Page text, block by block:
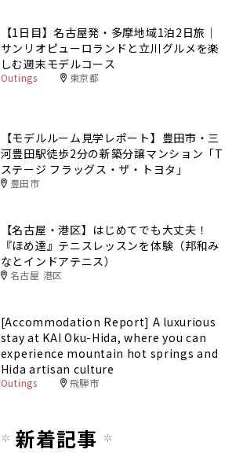
【1日目】名古屋発・多摩地域1泊2日旅｜
サンリオピューロランドと立川グルメを楽
しむ週末モデルコース
Outings 東京都
【モデルルーム見学レポート】豊田市・三
河豊田駅徒歩2分の新築分譲マンション「T
ステージ フラッグス・ザ・トヨタ」
豊田市
【名古屋・港区】はじめてでも大丈夫！
『ほめ達』テニスレッスンを体験（邦和み
なとインドアテニス）
名古屋 港区
[Accommodation Report] A luxurious
stay at KAI Oku-Hida, where you can
experience mountain hot springs and
Hida artisan culture
Outings 飛騨市
新着記事